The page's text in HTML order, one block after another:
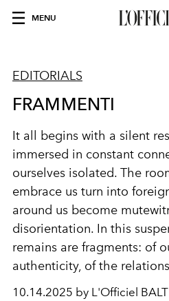
MENU
EDITORIALS
FRAMMENTI
It all begins with a silent
immersed in constant
ourselves isolated. The
embrace us turn into
around us become
disorientation. In this
remains are fragments: of
authenticity, of the
10.14.2025 by L'Officiel